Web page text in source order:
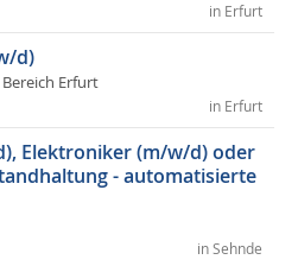
in Erfurt
d)
Erfurt
in Erfurt
Elektroniker (m/w/d) oder
- automatisierte
in Sehnde